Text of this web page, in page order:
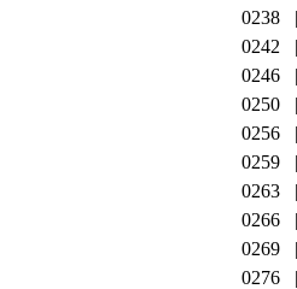
0238
0242
0246
0250
0256
0259
0263
0266
0269
0276